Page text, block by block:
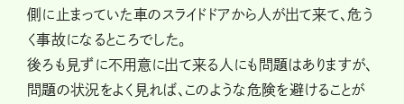
側に止まっていた車のスライドドアから人が出て来て、危う
く事故になるところでした。
後ろも見ずに不用意に出て来る人にも問題はありますが、
問題の状況をよく見れば、このような危険を避けることが